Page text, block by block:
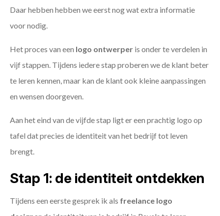
Daar hebben hebben we eerst nog wat extra informatie
voor nodig.
Het proces van een logo ontwerper is onder te verdelen in
vijf stappen. Tijdens iedere stap proberen we de klant beter
te leren kennen, maar kan de klant ook kleine aanpassingen
en wensen doorgeven.
Aan het eind van de vijfde stap ligt er een prachtig logo op
tafel dat precies de identiteit van het bedrijf tot leven
brengt.
Stap 1: de identiteit ontdekken
Tijdens een eerste gesprek ik als freelance logo